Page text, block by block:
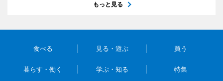
もっと見る
食べる 見る・遊ぶ 買う
暮らす・働く 学ぶ・知る 特集